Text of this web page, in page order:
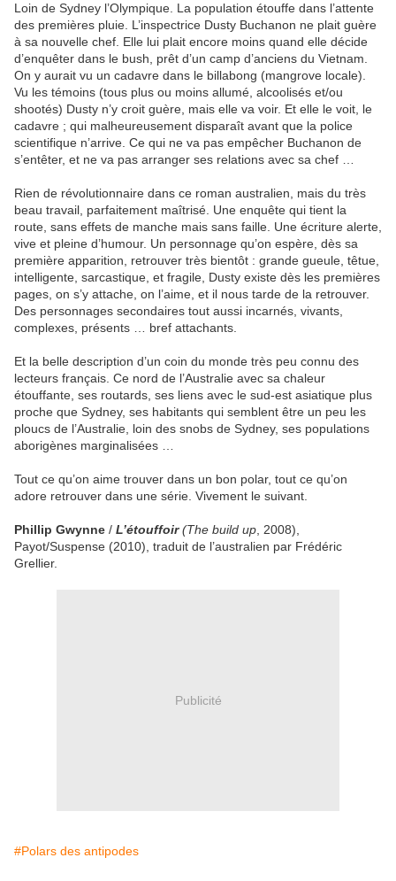
Loin de Sydney l’Olympique. La population étouffe dans l’attente
des premières pluie. L’inspectrice Dusty Buchanon ne plait guère
à sa nouvelle chef. Elle lui plait encore moins quand elle décide
d’enquêter dans le bush, prêt d’un camp d’anciens du Vietnam.
On y aurait vu un cadavre dans le billabong (mangrove locale).
Vu les témoins (tous plus ou moins allumé, alcoolisés et/ou
shootés) Dusty n’y croit guère, mais elle va voir. Et elle le voit, le
cadavre ; qui malheureusement disparaît avant que la police
scientifique n’arrive. Ce qui ne va pas empêcher Buchanon de
s’entêter, et ne va pas arranger ses relations avec sa chef …
Rien de révolutionnaire dans ce roman australien, mais du très
beau travail, parfaitement maîtrisé. Une enquête qui tient la
route, sans effets de manche mais sans faille. Une écriture alerte,
vive et pleine d’humour. Un personnage qu’on espère, dès sa
première apparition, retrouver très bientôt : grande gueule, têtue,
intelligente, sarcastique, et fragile, Dusty existe dès les premières
pages, on s’y attache, on l’aime, et il nous tarde de la retrouver.
Des personnages secondaires tout aussi incarnés, vivants,
complexes, présents … bref attachants.
Et la belle description d’un coin du monde très peu connu des
lecteurs français. Ce nord de l’Australie avec sa chaleur
étouffante, ses routards, ses liens avec le sud-est asiatique plus
proche que Sydney, ses habitants qui semblent être un peu les
ploucs de l’Australie, loin des snobs de Sydney, ses populations
aborigènes marginalisées …
Tout ce qu’on aime trouver dans un bon polar, tout ce qu’on
adore retrouver dans une série. Vivement le suivant.
Phillip Gwynne / L’étouffoir (The build up , 2008),
Payot/Suspense (2010), traduit de l’australien par Frédéric
Grellier.
Publicité
#Polars des antipodes